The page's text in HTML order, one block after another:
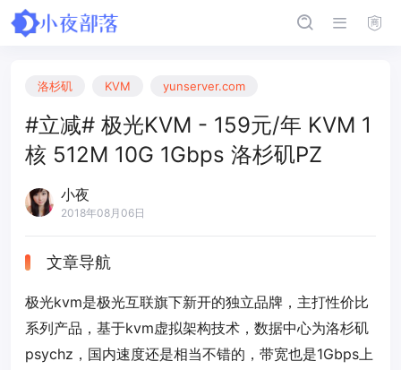
洛杉矶 KVM yunserver.com
#立减# 极光KVM - 159元/年 KVM 1
核 512M 10G 1Gbps 洛杉矶PZ
小夜
2018年08月06日
文章导航
极光kvm是极光互联旗下新开的独立品牌，主打性价比
系列产品，基于kvm虚拟架构技术，数据中心为洛杉矶
psychz，国内速度还是相当不错的，带宽也是1Gbps上